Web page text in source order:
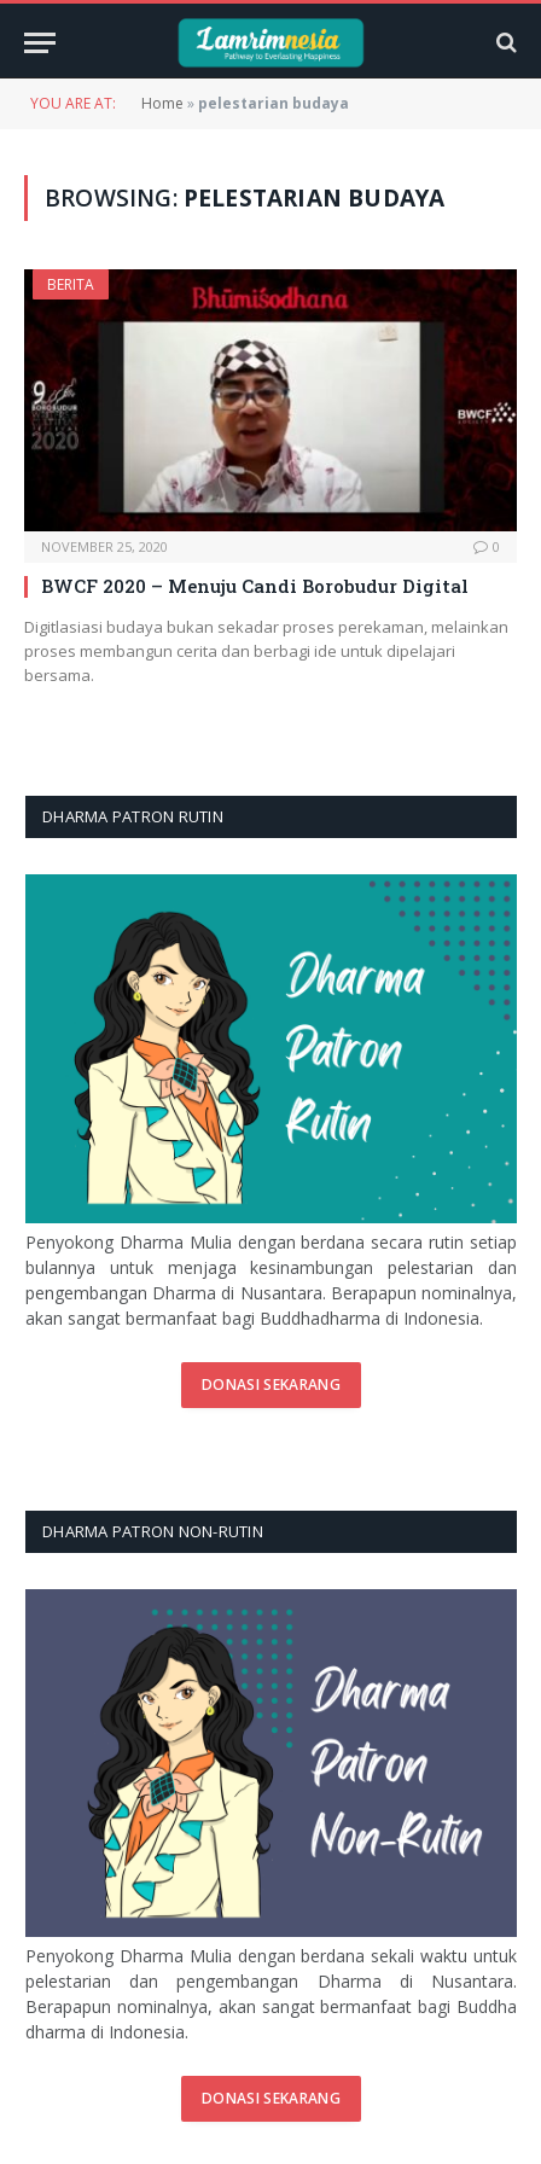
YOU ARE AT: Home » pelestarian budaya
BROWSING: PELESTARIAN BUDAYA
BERITA
NOVEMBER 25, 2020 0
BWCF 2020 – Menuju Candi Borobudur Digital
Digitlasiasi budaya bukan sekadar proses perekaman, melainkan
proses membangun cerita dan berbagi ide untuk dipelajari
bersama.
DHARMA PATRON RUTIN
Penyokong Dharma Mulia dengan berdana secara rutin setiap
bulannya untuk menjaga kesinambungan pelestarian dan
pengembangan Dharma di Nusantara. Berapapun nominalnya,
akan sangat bermanfaat bagi Buddhadharma di Indonesia.
DONASI SEKARANG
DHARMA PATRON NON-RUTIN
Penyokong Dharma Mulia dengan berdana sekali waktu untuk
pelestarian dan pengembangan Dharma di Nusantara.
Berapapun nominalnya, akan sangat bermanfaat bagi Buddha
dharma di Indonesia.
DONASI SEKARANG